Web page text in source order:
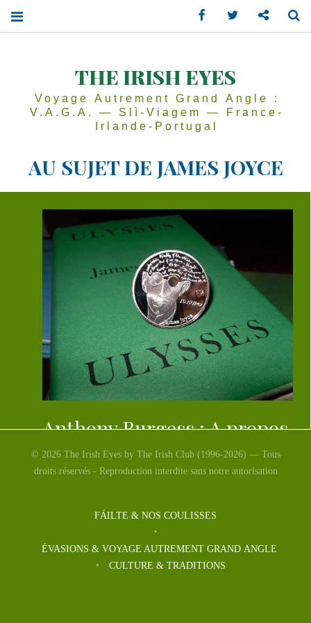
THE IRISH EYES
Voyage Autrement Grand Angle :
V.A.G.A. — Slì-Viagem — France-
Irlande-Portugal
AU SUJET DE JAMES JOYCE
Anthony Burgess : A propos
de James Joyce
BURGESS Traduction : HELOISE […]
© 2026 The Irish Eyes by The Irish Club (1996-2026) — Tous
droits réservés - Reproduction interdite sans notre autorisation
FÁILTE & NOS COULISSES
ÉVASIONS & VOYAGE AUTREMENT GRAND ANGLE
CULTURE & TRADITIONS
Facebook Twitter